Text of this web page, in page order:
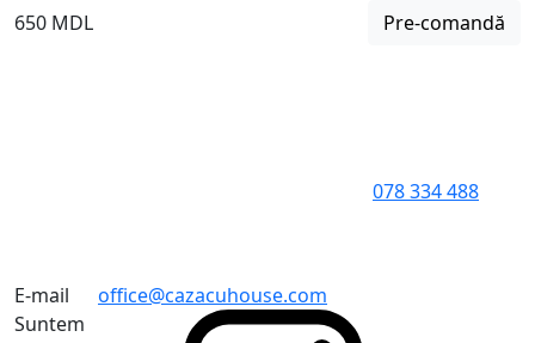
650 MDL
Pre-comandă
078 334 488
E-mail
office@cazacuhouse.com
Suntem